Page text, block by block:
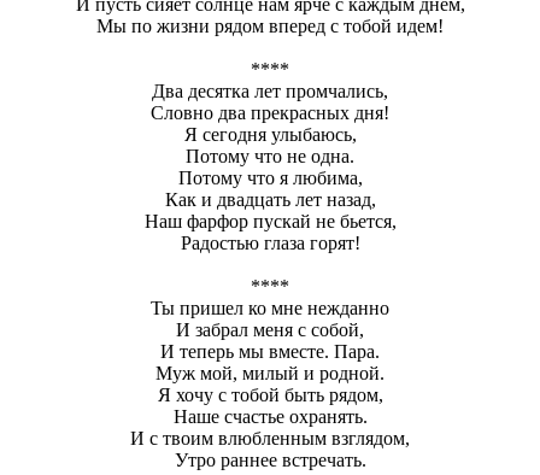
Мы по жизни рядом вперед с тобой идем!
****
Два десятка лет промчались,
Словно два прекрасных дня!
Я сегодня улыбаюсь,
Потому что не одна.
Потому что я любима,
Как и двадцать лет назад,
Наш фарфор пускай не бьется,
Радостью глаза горят!
****
Ты пришел ко мне нежданно
И забрал меня с собой,
И теперь мы вместе. Пара.
Муж мой, милый и родной.
Я хочу с тобой быть рядом,
Наше счастье охранять.
И с твоим влюбленным взглядом,
Утро раннее встречать.